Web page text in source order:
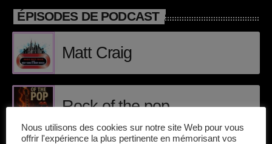
mai 2024
avril 2020
mars 2020
février 2018
ÉPISODES DE PODCAST
Matt Craig
Rock of the pop
Nous utilisons des cookies sur notre site Web pour vous
offrir l'expérience la plus pertinente en mémorisant vos